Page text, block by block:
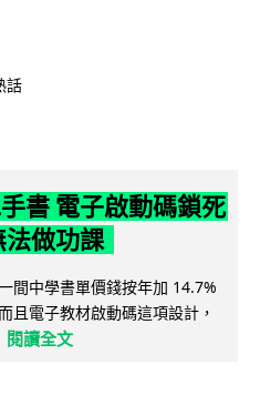
話
書 電子啟動碼鎖死
法做功課
間中學書單價錢按年加 14.7%
且電子教材啟動碼這項設計，
閱讀全文